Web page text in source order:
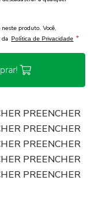
produto. Você,
Política de Privacidade *
PREENCHER
PREENCHER
PREENCHER
PREENCHER
PREENCHER